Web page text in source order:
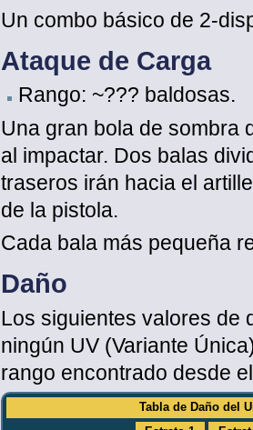
Un combo básico de 2-
Ataque de Carga
Rango: ~??? baldosas.
Una gran bola de sombra
al impactar. Dos balas
traseros irán hacia el
de la pistola.
Cada bala más pequeña
Daño
Los siguientes valores de
ningún UV (Variante
rango encontrado desde
Tabla de Daño del